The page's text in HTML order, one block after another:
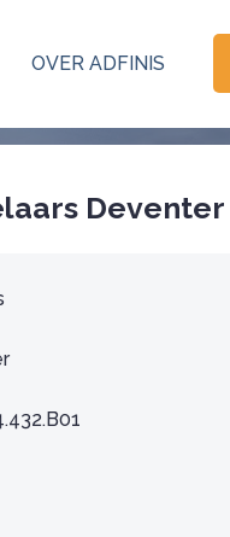
OVER ADFINIS
Deventer